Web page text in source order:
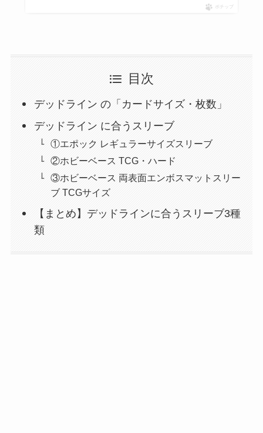
ポチップ
目次
デッドライン の「カードサイズ・枚数」
デッドライン に合うスリーブ
①エポック レギュラーサイズスリーブ
②ホビーベース TCG・ハード
③ホビーベース 両表面エンボスマットスリー
ブ TCGサイズ
【まとめ】デッドラインに合うスリーブ3種
類